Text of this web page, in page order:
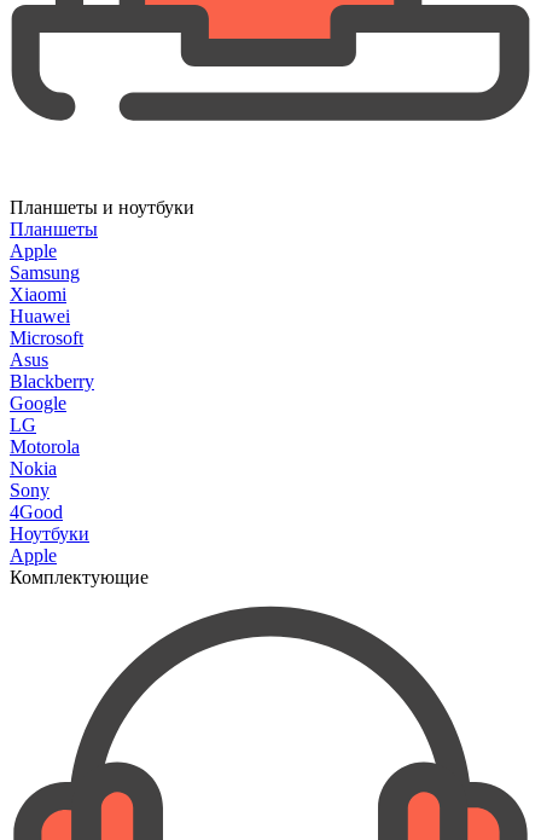
Планшеты и ноутбуки
Планшеты
Apple
Samsung
Xiaomi
Huawei
Microsoft
Asus
Blackberry
Google
LG
Motorola
Nokia
Sony
4Good
Ноутбуки
Apple
Комплектующие